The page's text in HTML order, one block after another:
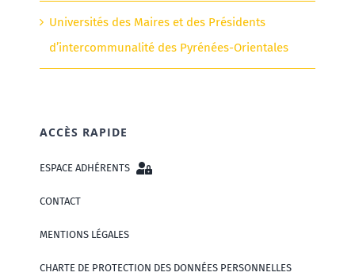
Universités des Maires et des Présidents
d’intercommunalité des Pyrénées-Orientales
ACCÈS RAPIDE
ESPACE ADHÉRENTS
CONTACT
MENTIONS LÉGALES
CHARTE DE PROTECTION DES DONNÉES PERSONNELLES